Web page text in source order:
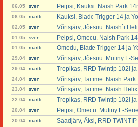
06.05 sven Peipsi, Kauksi. Naish Park
06.05 martti Kauksi, Blade Trigger 14 ja
02.05 sven Võrtsjärv, Jõesuu. Naish`i
01.05 sven Peipsi, Omedu. Naish Park
01.05 martti Omedu, Blade Trigger 14 ja
29.04 sven Võrtsjärv, Jõesuu. Mutiny F-
29.04 martti Trepikas, RRD Twintip 102l ja
24.04 sven Võrtsjärv, Tamme. Naish Park
23.04 sven Võrtsjärv, Tamme. Naish
22.04 martti Trepikas, RRD Twintip 102l ja
20.04 sven Peipsi, Omedu. Mutiny F-
20.04 martti Saadjärv, Äksi, RRD